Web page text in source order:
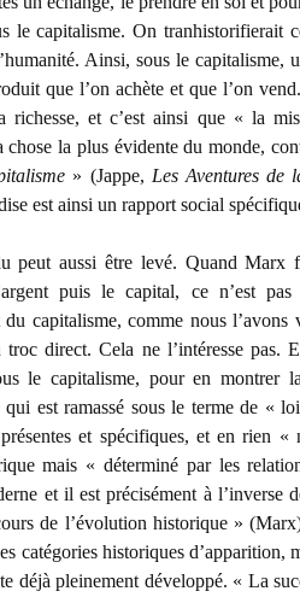
le capitalisme. On tranhistorifierait
Ainsi, sous le capitalisme,
que l’on achète et que l’on
richesse, et c’est ainsi que « la
chose la plus évidente du monde,
» (Jappe, Les Aventures de
est ainsi un rapport social
peut aussi être levé. Quand Marx
puis le capital, ce n’est
capitalisme, comme nous
direct. Cela ne l’intéresse pas.
le capitalisme, pour en montrer
qui est ramassé sous le terme de «
et spécifiques, et en rien «
mais « déterminé par les
et il est précisément à
de l’évolution historique »
catégories historiques d’apparition,
déjà pleinement développé. « La